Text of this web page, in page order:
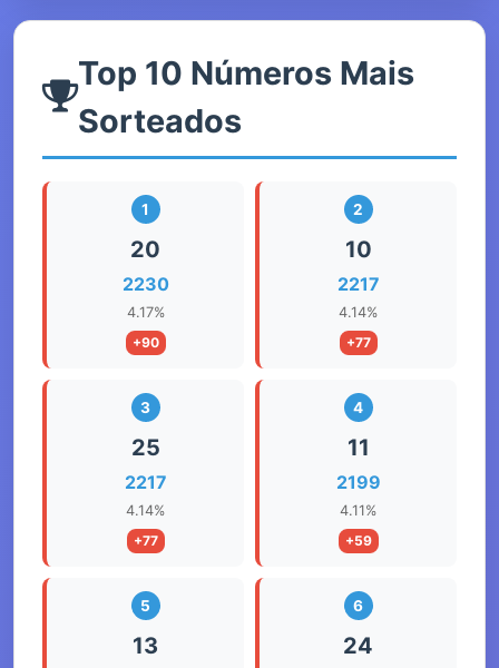
Top 10 Números Mais
Sorteados
1
20
2230
4.17%
+90
2
10
2217
4.14%
+77
3
25
2217
4.14%
+77
4
11
2199
4.11%
+59
5
13
6
24